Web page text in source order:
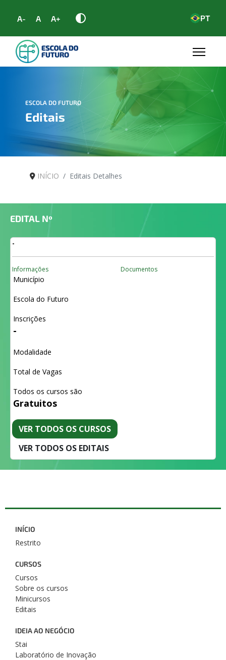
A- A A+ PT
ESCOLA DO FUTURO
Editais
INÍCIO Editais Detalhes
EDITAL Nº
-
Informações Documentos
Município
Escola do Futuro
Inscrições
-
Modalidade
Total de Vagas
Todos os cursos são
Gratuitos
VER TODOS OS CURSOS
VER TODOS OS EDITAIS
INÍCIO
Restrito
CURSOS
Cursos
Sobre os cursos
Minicursos
Editais
IDEIA AO NEGÓCIO
Stai
Laboratório de Inovação